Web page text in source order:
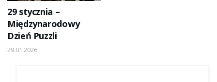
29 stycznia –
Międzynarodowy
Dzień Puzzli
29.01.2026